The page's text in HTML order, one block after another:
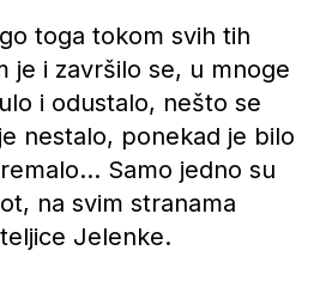
toga tokom svih tih
je i završilo se, u mnoge
i odustalo, nešto se
nestalo, ponekad je bilo
Samo jedno su
na svim stranama
Jelenke.